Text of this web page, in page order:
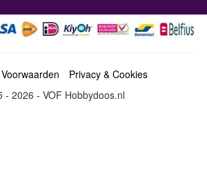
Privacy & Cookies
- 2026 - VOF Hobbydoos.nl